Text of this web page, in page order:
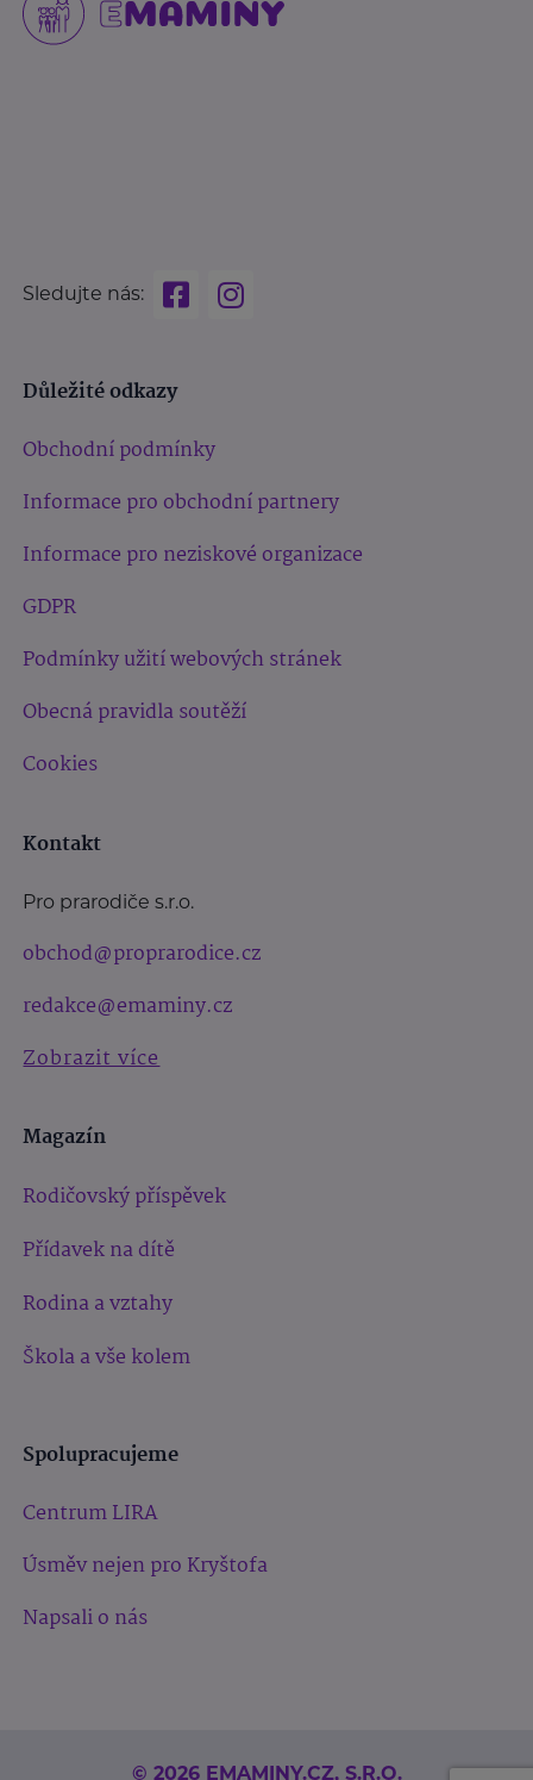
Sledujte nás:
Důležité odkazy
Obchodní podmínky
Informace pro obchodní partnery
Informace pro neziskové organizace
GDPR
Podmínky užití webových stránek
Obecná pravidla soutěží
Cookies
Kontakt
Pro prarodiče s.r.o.
obchod@proprarodice.cz
redakce@emaminy.cz
Zobrazit více
Magazín
Rodičovský příspěvek
Přídavek na dítě
Rodina a vztahy
Škola a vše kolem
Spolupracujeme
Centrum LIRA
Úsměv nejen pro Kryštofa
Napsali o nás
© 2026 EMAMINY.CZ, S.R.O.